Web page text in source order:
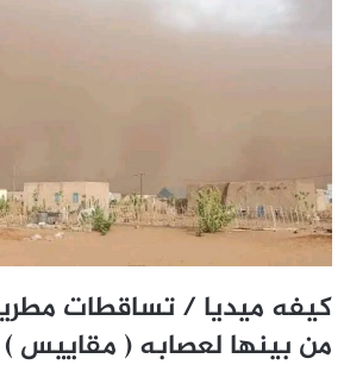
كيفه ميديا / تساقطات
من بينها لعصابه ( مقاييس )